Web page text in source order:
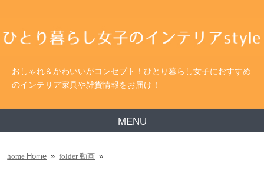
おしゃれ＆かわいいがコンセプト！ひとり暮らし女子におすすめ
のインテリア家具や雑貨情報をお届け！
MENU
home Home » folder動画 »